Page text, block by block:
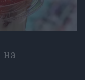
на